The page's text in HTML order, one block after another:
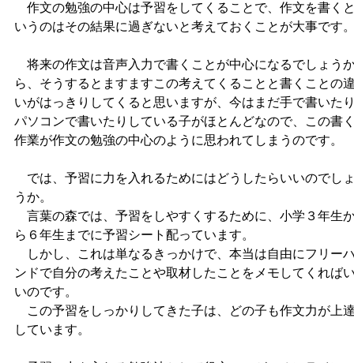
作文の勉強の中心は予習をしてくることで、作文を書く
いうのはその結果に過ぎないと考えておくことが大事です
将来の作文は音声入力で書くことが中心になるでしょう
ら、そうするとますますこの考えてくることと書くことの
いがはっきりしてくると思いますが、今はまだ手で書いた
パソコンで書いたりしている子がほとんどなので、この書
作業が作文の勉強の中心のように思われてしまうのです。
では、予習に力を入れるためにはどうしたらいいのでし
うか。
言葉の森では、予習をしやすくするために、小学３年生
ら６年生までに予習シート配っています。
しかし、これは単なるきっかけで、本当は自由にフリー
ンドで自分の考えたことや取材したことをメモしてくれば
いのです。
この予習をしっかりしてきた子は、どの子も作文力が上
しています。